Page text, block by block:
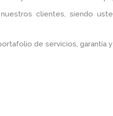
clientes, siendo
de servicios, garantía y